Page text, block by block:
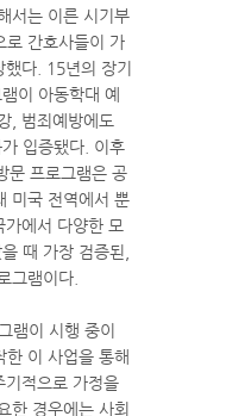
서는 이른 시기부
로 간호사들이 가
다. 15년의 장기
이 아동학대 예
, 범죄예방에도
입증됐다. 이후
문 프로그램은 공
미국 전역에서 뿐
에서 다양한 모
때 가장 검증된,
그램이다.
램이 시행 중이
한 이 사업을 통해
적으로 가정을
한 경우에는 사회